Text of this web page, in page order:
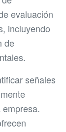
evaluación
incluyendo
de
señales